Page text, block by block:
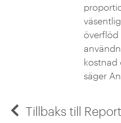
överflöd
kostnad
säger
Tillbaks till